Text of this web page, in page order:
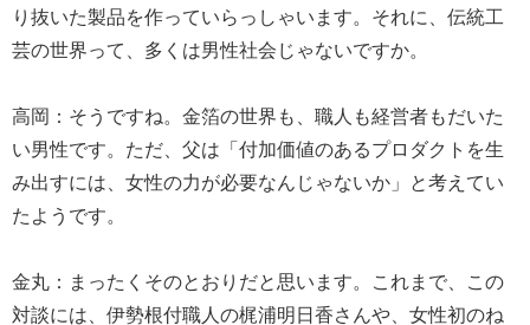
り抜いた製品を作っていらっしゃいます。それに、伝統工
芸の世界って、多くは男性社会じゃないですか。
高岡：そうですね。金箔の世界も、職人も経営者もだいた
い男性です。ただ、父は「付加価値のあるプロダクトを生
み出すには、女性の力が必要なんじゃないか」と考えてい
たようです。
金丸：まったくそのとおりだと思います。これまで、この
対談には、伊勢根付職人の梶浦明日香さんや、女性初のね